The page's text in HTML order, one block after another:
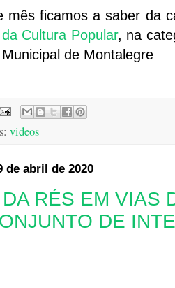
mês ficamos a saber da
Cultura Popular, na
de Montalegre
videos
de abril de 2020
RÉS EM VIAS
DE